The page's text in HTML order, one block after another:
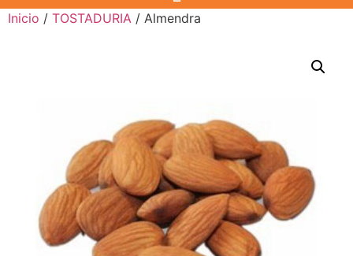
Inicio / TOSTADURIA / Almendra